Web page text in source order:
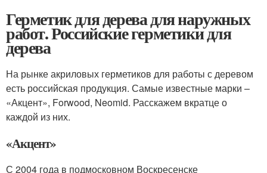
Герметик для дерева для наружных
работ. Российские герметики для
дерева
На рынке акриловых герметиков для работы с деревом
есть российская продукция. Самые известные марки –
«Акцент», Forwood, Neomid. Расскажем вкратце о
каждой из них.
«Акцент»
С 2004 года в подмосковном Воскресенске